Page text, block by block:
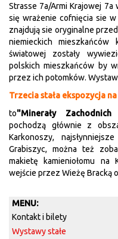
Strasse 7a/Armi Krajowej 7a
się wrażenie cofnięcia sie
znajdują sie oryginalne
niemieckich
światowej zostały
polskich mieszkańców by
przez ich potomków.
Trzecia stała ekspozycja
to"Minerały Zachodnich
pochodzą głównie z
Karkonoszy,
Grabiszyc, można też
makietę kamieniołomu
wejście przez Wieżę Bracką
MENU:
Kontakt i bilety
Wystawy stałe